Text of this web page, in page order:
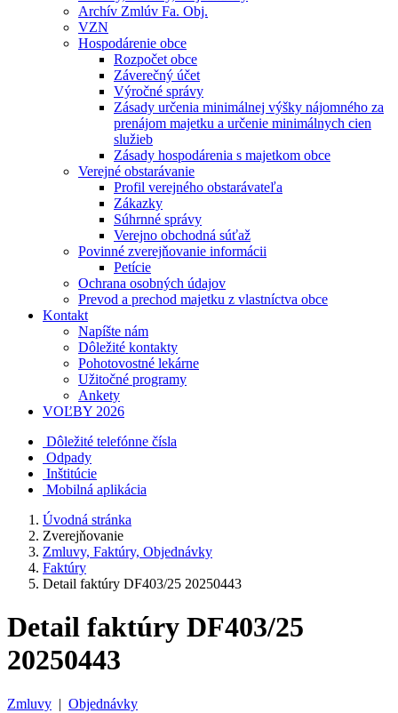
Archív Zmlúv Fa. Obj.
VZN
Hospodárenie obce
Rozpočet obce
Záverečný účet
Výročné správy
Zásady určenia minimálnej výšky nájomného za
prenájom majetku a určenie minimálnych cien
služieb
Zásady hospodárenia s majetkom obce
Verejné obstarávanie
Profil verejného obstarávateľa
Zákazky
Súhrnné správy
Verejno obchodná súťaž
Povinné zverejňovanie informácii
Petície
Ochrana osobných údajov
Prevod a prechod majetku z vlastníctva obce
Kontakt
Napíšte nám
Dôležité kontakty
Pohotovostné lekárne
Užitočné programy
Ankety
VOĽBY 2026
Dôležité telefónne čísla
Odpady
Inštitúcie
Mobilná aplikácia
Úvodná stránka
Zverejňovanie
Zmluvy, Faktúry, Objednávky
Faktúry
Detail faktúry DF403/25 20250443
Detail faktúry DF403/25
20250443
Zmluvy | Objednávky